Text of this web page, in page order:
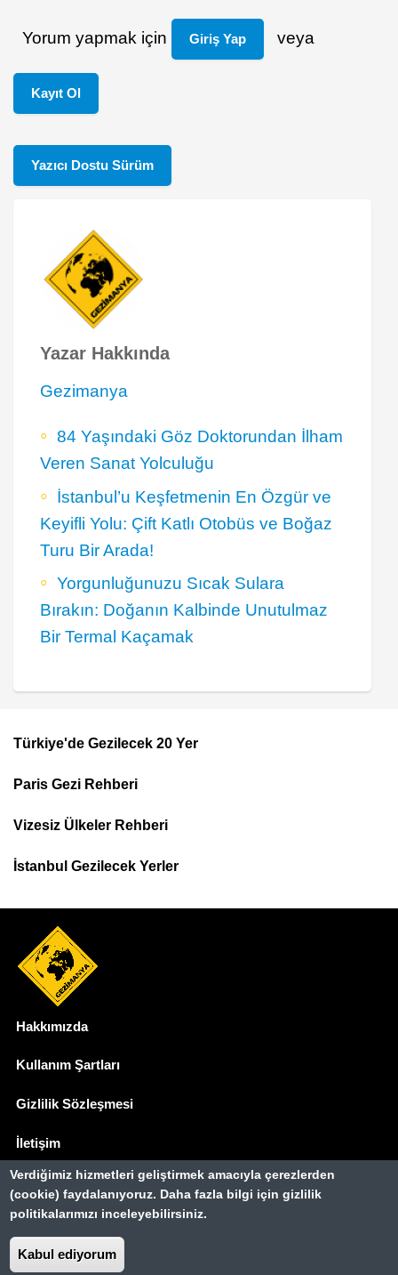
Yorum yapmak için Giriş Yap veya
Kayıt Ol
Yazıcı Dostu Sürüm
Yazar Hakkında
Gezimanya
84 Yaşındaki Göz Doktorundan İlham
Veren Sanat Yolculuğu
İstanbul’u Keşfetmenin En Özgür ve
Keyifli Yolu: Çift Katlı Otobüs ve Boğaz
Turu Bir Arada!
Yorgunluğunuzu Sıcak Sulara
Bırakın: Doğanın Kalbinde Unutulmaz
Bir Termal Kaçamak
Top
Menu
Türkiye'de Gezilecek 20 Yer
Paris Gezi Rehberi
Vizesiz Ülkeler Rehberi
İstanbul Gezilecek Yerler
Hakkımızda
Kullanım Şartları
Gizlilik Sözleşmesi
İletişim
Basında Biz
Gezimanya Turizm, TÜRSAB'a kayıtlı bir
Verdiğimiz hizmetleri geliştirmek amacıyla çerezlerden
(cookie) faydalanıyoruz. Daha fazla bilgi için gizlilik
politikalarımızı inceleyebilirsiniz.
Kabul ediyorum